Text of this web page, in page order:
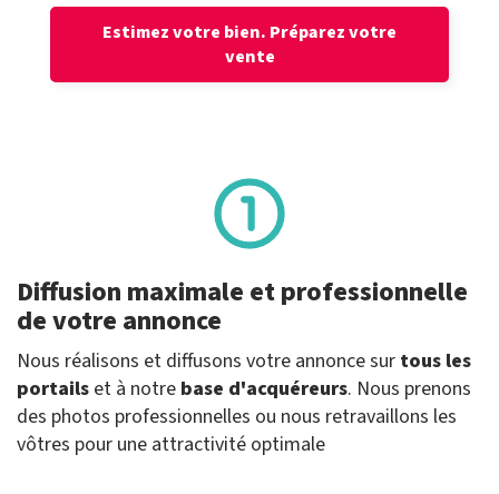
Estimez votre bien. Préparez votre
vente
Diffusion maximale et professionnelle
de votre annonce
Nous réalisons et diffusons votre annonce sur tous les
portails et à notre base d'acquéreurs. Nous prenons
des photos professionnelles ou nous retravaillons les
vôtres pour une attractivité optimale